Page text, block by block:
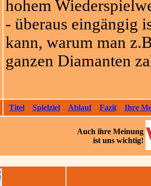
hohem
- überaus eingängig
kann, warum man
ganzen Diamanten
Titel Spielziel Ablauf Fazit Ihre
Auch ihre Meinung
ist uns wichtig!